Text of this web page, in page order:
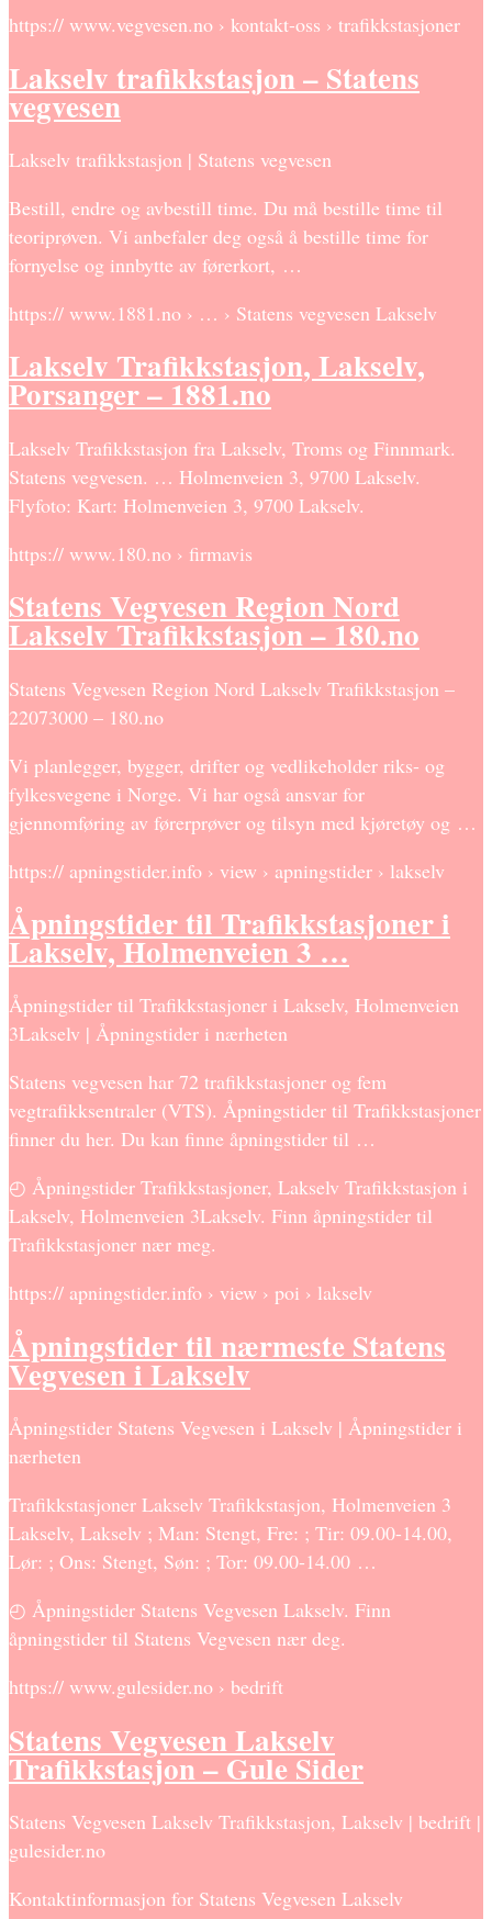
https:// www.vegvesen.no › kontakt-oss › trafikkstasjoner
Lakselv trafikkstasjon – Statens
vegvesen
Lakselv trafikkstasjon | Statens vegvesen
Bestill, endre og avbestill time. Du må bestille time til
teoriprøven. Vi anbefaler deg også å bestille time for
fornyelse og innbytte av førerkort, …
https:// www.1881.no › … › Statens vegvesen Lakselv
Lakselv Trafikkstasjon, Lakselv,
Porsanger – 1881.no
Lakselv Trafikkstasjon fra Lakselv, Troms og Finnmark.
Statens vegvesen. … Holmenveien 3, 9700 Lakselv.
Flyfoto: Kart: Holmenveien 3, 9700 Lakselv.
https:// www.180.no › firmavis
Statens Vegvesen Region Nord
Lakselv Trafikkstasjon – 180.no
Statens Vegvesen Region Nord Lakselv Trafikkstasjon –
22073000 – 180.no
Vi planlegger, bygger, drifter og vedlikeholder riks- og
fylkesvegene i Norge. Vi har også ansvar for
gjennomføring av førerprøver og tilsyn med kjøretøy og …
https:// apningstider.info › view › apningstider › lakselv
Åpningstider til Trafikkstasjoner i
Lakselv, Holmenveien 3 …
Åpningstider til Trafikkstasjoner i Lakselv, Holmenveien
3Lakselv | Åpningstider i nærheten
Statens vegvesen har 72 trafikkstasjoner og fem
vegtrafikksentraler (VTS). Åpningstider til Trafikkstasjoner
finner du her. Du kan finne åpningstider til …
◴ Åpningstider Trafikkstasjoner, Lakselv Trafikkstasjon i
Lakselv, Holmenveien 3Lakselv. Finn åpningstider til
Trafikkstasjoner nær meg.
https:// apningstider.info › view › poi › lakselv
Åpningstider til nærmeste Statens
Vegvesen i Lakselv
Åpningstider Statens Vegvesen i Lakselv | Åpningstider i
nærheten
Trafikkstasjoner Lakselv Trafikkstasjon, Holmenveien 3
Lakselv, Lakselv ; Man: Stengt, Fre: ; Tir: 09.00-14.00,
Lør: ; Ons: Stengt, Søn: ; Tor: 09.00-14.00 …
◴ Åpningstider Statens Vegvesen Lakselv. Finn
åpningstider til Statens Vegvesen nær deg.
https:// www.gulesider.no › bedrift
Statens Vegvesen Lakselv
Trafikkstasjon – Gule Sider
Statens Vegvesen Lakselv Trafikkstasjon, Lakselv | bedrift |
gulesider.no
Kontaktinformasjon for Statens Vegvesen Lakselv